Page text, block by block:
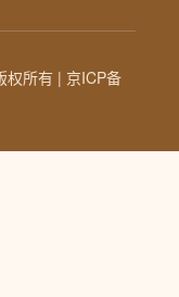
权所有 | 京ICP备